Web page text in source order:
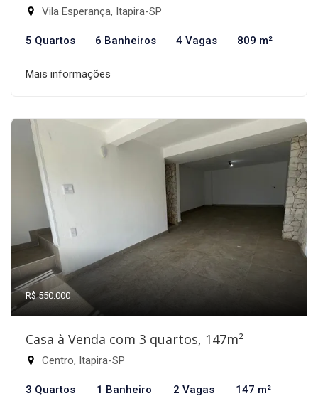
Vila Esperança, Itapira-SP
5 Quartos 6 Banheiros 4 Vagas 809 m²
Mais informações
R$ 550.000
Casa à Venda com 3 quartos, 147m²
Centro, Itapira-SP
3 Quartos 1 Banheiro 2 Vagas 147 m²